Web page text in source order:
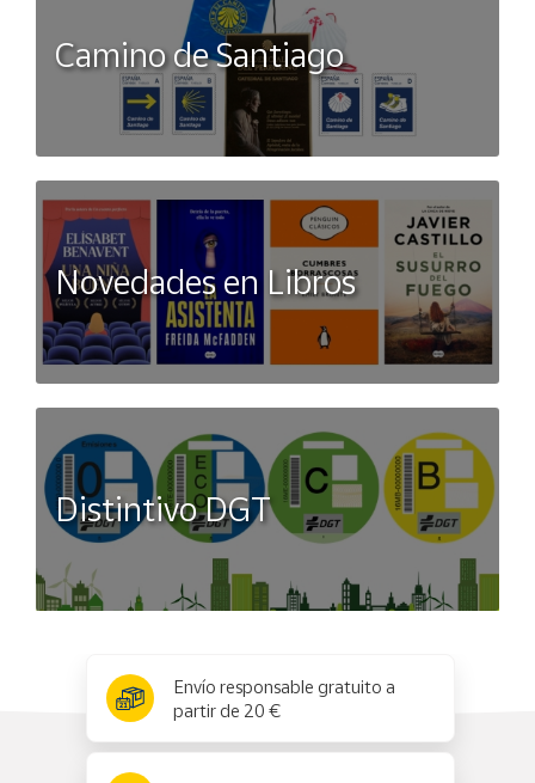
Camino de Santiago
Novedades en Libros
Distintivo DGT
Envío responsable gratuito a
partir de 20 €